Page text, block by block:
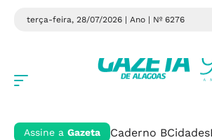
terça-feira, 28/07/2026 | Ano | Nº 6276
Assine a Gazeta Caderno BCidades